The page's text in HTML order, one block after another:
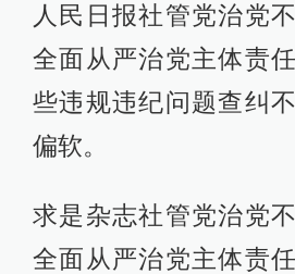
人民日报社管党治党
全面从严治党主体责
些违规违纪问题查纠
偏软。
求是杂志社管党治党
全面从严治党主体责